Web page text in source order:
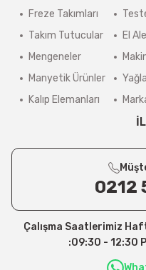
Freze Takımları
Takım Tutucular
Mengeneler
Manyetik Ürünler
Kalıp Elemanları
El
0212
Çalışma Saatlerimiz
:09:30 - 12:30